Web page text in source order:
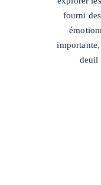
fourni
deuil